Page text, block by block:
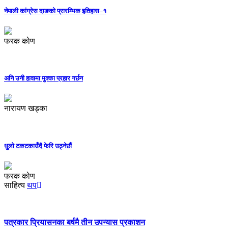
नेपाली कांग्रेस दाङको प्रारम्भिक इतिहास–१
फरक कोण
अनि उनी हावामा मुक्का प्रहार गर्छन
नारायण खड्का
धुलो टकटकाउँदै फेरि उठ्नेछौं
फरक कोण
साहित्य थप
पत्रकार प्रियासनका बर्षमै तीन उपन्यास प्रकाशन